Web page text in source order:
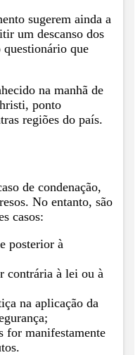
sugerem ainda a
um descanso dos
questionário que
na manhã de
ponto
regiões do país.
de condenação,
No entanto, são
casos:
posterior à
contrária à lei ou à
na aplicação da
for manifestamente